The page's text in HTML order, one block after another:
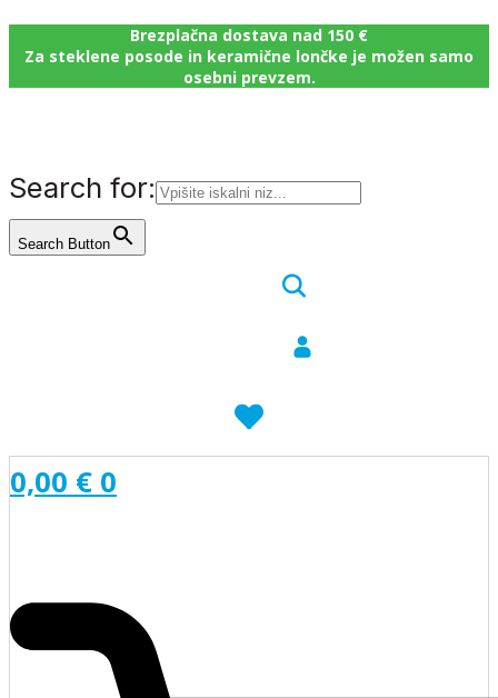
Brezplačna dostava nad 150 €
Za steklene posode in keramične lončke je možen samo
osebni prevzem.
Search for:
Search Button
0,00 € 0